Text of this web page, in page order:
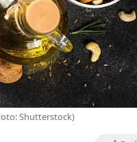
Shutterstock)